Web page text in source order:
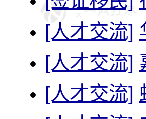
[人才交流]
[人才交流]
[人才交流]